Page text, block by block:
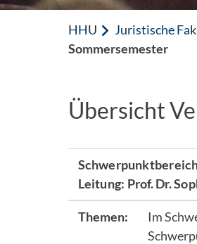
HHU Juristische
Sommersemester
Übersicht
Leitung: Prof. Dr.
Themen:
Im